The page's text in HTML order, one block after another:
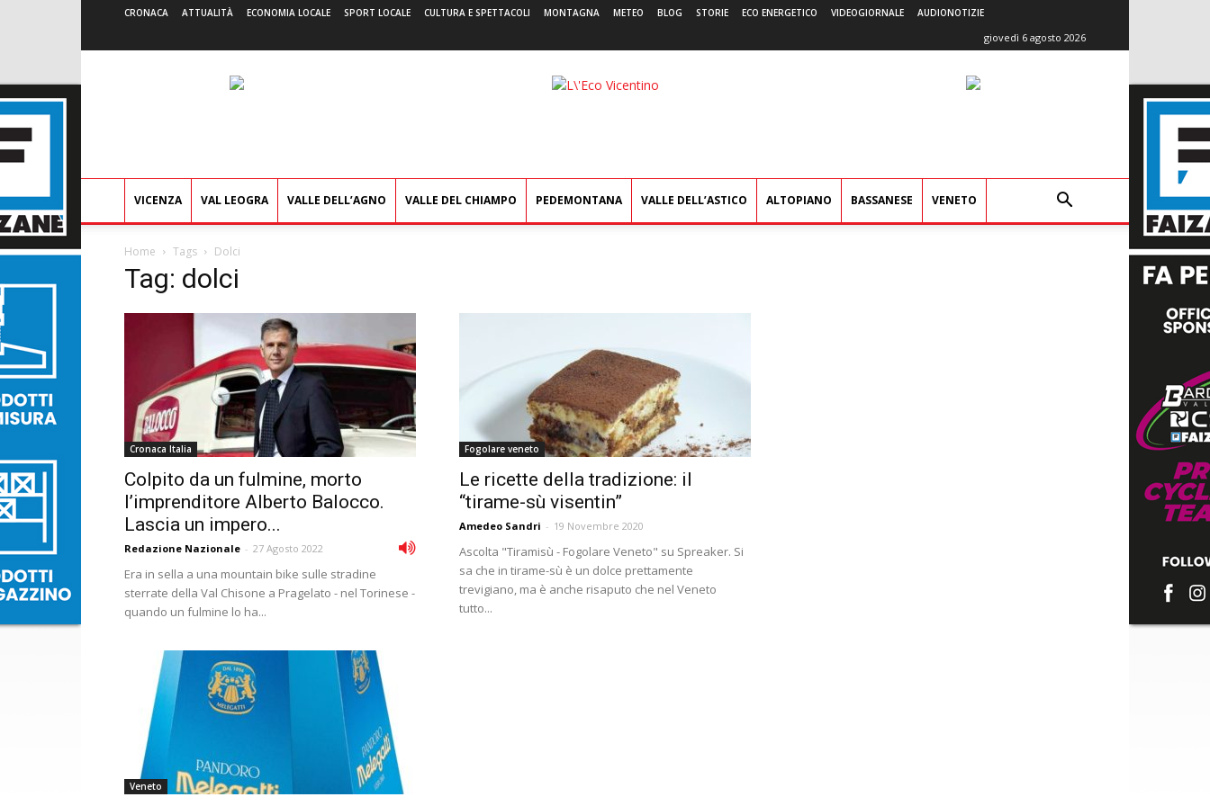
CRONACA ATTUALITÀ ECONOMIA LOCALE SPORT LOCALE CULTURA E SPETTACOLI MONTAGNA METEO BLOG STORIE ECO ENERGETICO VIDEOGIORNALE AUDIONOTIZIE
giovedì 6 agosto 2026
L'Eco
VICENZA VAL LEOGRA VALLE DELL’AGNO VALLE DEL CHIAMPO PEDEMONTANA VALLE DELL’ASTICO ALTOPIANO BASSANESE VENETO
Home Tags Dolci
Tag: dolci
Cronaca Italia
Colpito da un fulmine, morto
l’imprenditore Alberto Balocco.
Lascia un impero...
Redazione Nazionale - 27 Agosto 2022
Era in sella a una mountain bike sulle stradine
sterrate della Val Chisone a Pragelato - nel Torinese -
quando un fulmine lo ha...
Fogolare veneto
Le ricette della tradizione: il
“tirame-sù visentin”
Amedeo Sandri - 19 Novembre 2020
Ascolta "Tiramisù - Fogolare Veneto" su Spreaker. Si
sa che in tirame-sù è un dolce prettamente
trevigiano, ma è anche risaputo che nel Veneto
tutto...
Veneto